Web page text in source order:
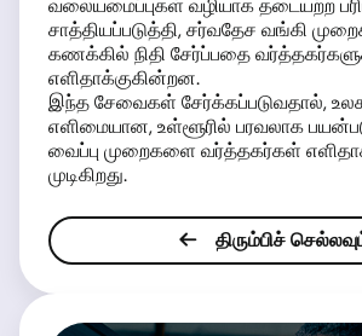
வலையமைப்புகள் வழியாக தடையற்ற
சாத்தியப்படுத்தி, சர்வதேச வங்கி
கணக்கில் நிதி சேர்ப்பதை
எளிதாக்குகின்றன.
இந்த சேவைகள் சேர்க்கப்படுவதால்,
எளிமையான, உள்ளூரில் பரவலாக
வைப்பு முறைகளை வர்த்தகர்கள்
முடிகிறது.
திரும்பிச்